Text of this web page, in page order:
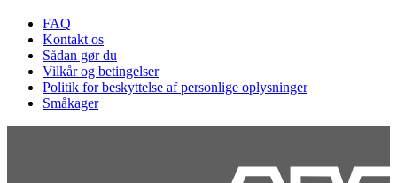
FAQ
Kontakt os
Sådan gør du
Vilkår og betingelser
Politik for beskyttelse af personlige oplysninger
Småkager